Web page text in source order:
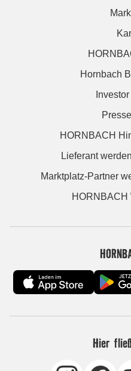
Hornbach
HORNBACH
Lieferant
Marktplatz-Partner
HORNBACH
Hier